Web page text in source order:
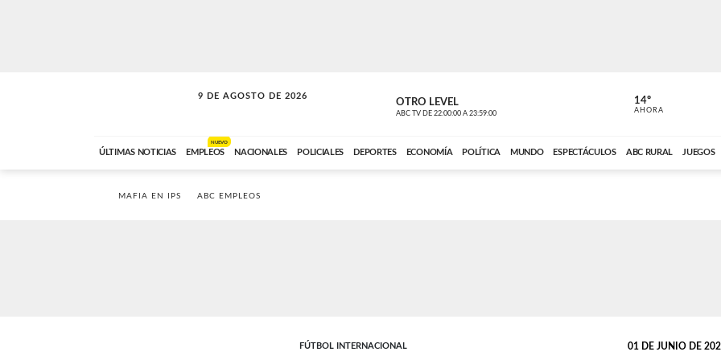
9 DE AGOSTO DE 2026
SOLO MÚSICA OTRO LEVEL
ABC TV DE 22:00:00 A 23:59:00 ABC CARDINAL
14º
AHORA
ÚLTIMAS NOTICIAS EMPLEOS
NUEVO
NACIONALES POLICIALES DEPORTES ECONOMÍA POLÍTICA MUNDO ESPECTÁCULOS ABC RURAL JUEGOS
MAFIA EN IPS ABC EMPLEOS
FÚTBOL INTERNACIONAL 01 DE JUNIO DE